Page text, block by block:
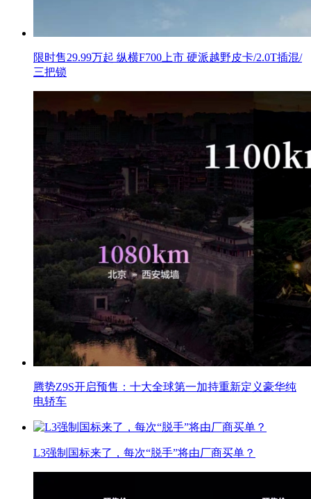
限时售29.99万起 纵横F700上市 硬派越野皮卡/2.0T插混/
三把锁
腾势Z9S开启预售：十大全球第一加持重新定义豪华纯
电轿车
L3强制国标来了，每次“脱手”将由厂商买单？